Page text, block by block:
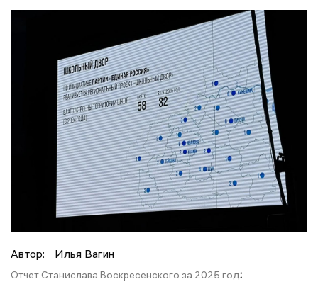
Автор: Илья Вагин
Отчет Станислава Воскресенского за 2025 год: